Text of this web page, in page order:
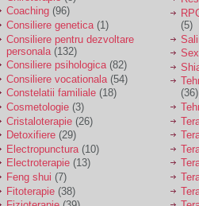
scapa si simt ca din
cauza ei nu pot
controla nervii si
cateodata are copilul
de suferit.
Am o bariera peste
care nu pot trece:
prietena mea a ramas
insarcinata cu o fata.
Am fost de comun
acord sa facem un
copil, cu gandul ca e
baiat.
Coaching (96)
Consiliere genetica(1)
Consiliere pentru dezvoltare
personala (132)
Consiliere psihologica(82)
Consiliere vocationala (54)
Constelatii familiale (18)
Cosmetologie (3)
Cristaloterapie (26)
Detoxifiere (29)
Electropunctura (10)
Electroterapie (13)
Feng shui (7)
Fitoterapie (38)
(5)
(36)